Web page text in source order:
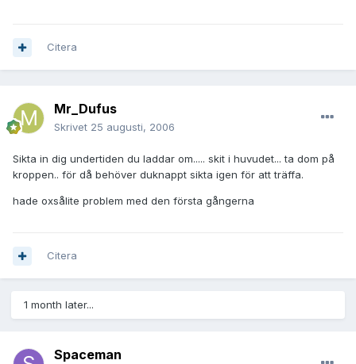
Citera
Mr_Dufus
Skrivet 25 augusti, 2006
Sikta in dig undertiden du laddar om..... skit i huvudet... ta dom på
kroppen.. för då behöver duknappt sikta igen för att träffa.
hade oxsålite problem med den första gångerna
Citera
1 month later...
Spaceman